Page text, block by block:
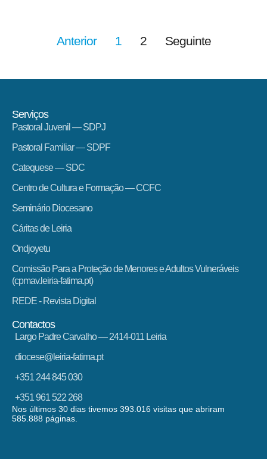
Anterior 1 2 Seguinte
Serviços
Pastoral Juvenil — SDPJ
Pastoral Familiar — SDPF
Catequese — SDC
Centro de Cultura e Formação — CCFC
Seminário Diocesano
Cáritas de Leiria
Ondjoyetu
Comissão Para a Proteção de Menores e Adultos Vulneráveis
(cpmav.leiria-fatima.pt)
REDE - Revista Digital
Contactos
Largo Padre Carvalho — 2414-011 Leiria
diocese@leiria-fatima.pt
+351 244 845 030
+351 961 522 268
Nos últimos 30 dias tivemos 393.016 visitas que abriram
585.888 páginas.